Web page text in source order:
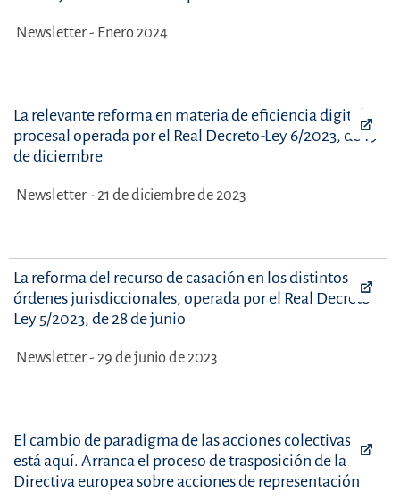
Newsletter - Enero 2024
La relevante reforma en materia de eficiencia digital y
procesal operada por el Real Decreto-Ley 6/2023, de 19
de diciembre
Newsletter - 21 de diciembre de 2023
La reforma del recurso de casación en los distintos
órdenes jurisdiccionales, operada por el Real Decreto-
Ley 5/2023, de 28 de junio
Newsletter - 29 de junio de 2023
El cambio de paradigma de las acciones colectivas ya
está aquí. Arranca el proceso de trasposición de la
Directiva europea sobre acciones de representación